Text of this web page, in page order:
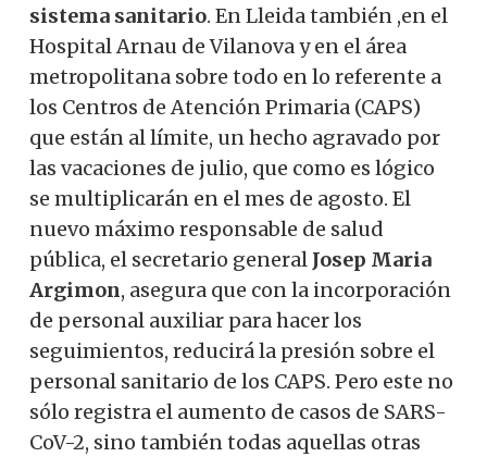
sistema sanitario. En Lleida también ,en el
Hospital Arnau de Vilanova y en el área
metropolitana sobre todo en lo referente a
los Centros de Atención Primaria (CAPS)
que están al límite, un hecho agravado por
las vacaciones de julio, que como es lógico
se multiplicarán en el mes de agosto. El
nuevo máximo responsable de salud
pública, el secretario general Josep Maria
Argimon, asegura que con la incorporación
de personal auxiliar para hacer los
seguimientos, reducirá la presión sobre el
personal sanitario de los CAPS. Pero este no
sólo registra el aumento de casos de SARS-
CoV-2, sino también todas aquellas otras